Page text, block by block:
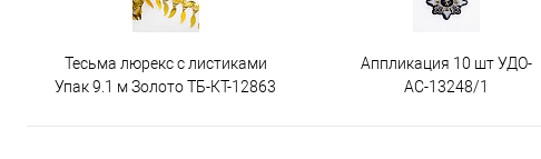
Тесьма люрекс с листиками
Упак 9.1 м Золото ТБ-КТ-12863
Аппликация 10 шт УДО-
АС-13248/1